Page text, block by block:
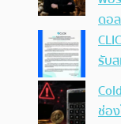
ดอ
รับ
ช่อ